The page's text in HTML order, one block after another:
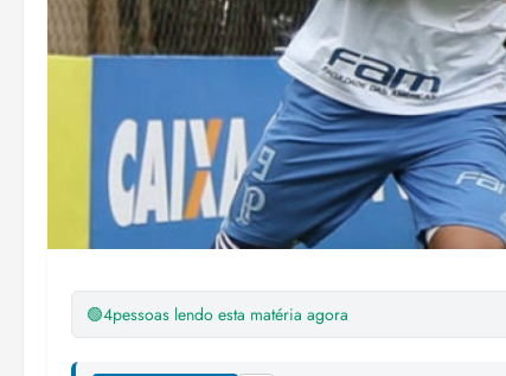
🟢4pessoas lendo esta matéria agora